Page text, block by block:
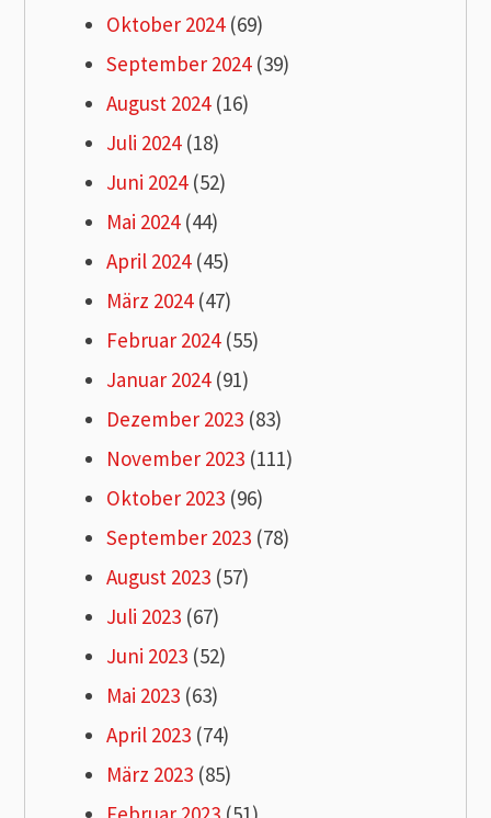
Oktober 2024(69)
September 2024(39)
August 2024(16)
Juli 2024(18)
Juni 2024(52)
Mai 2024(44)
April 2024(45)
März 2024(47)
Februar 2024(55)
Januar 2024(91)
Dezember 2023 (83)
November 2023 (111)
Oktober 2023 (96)
September 2023 (78)
August 2023 (57)
Juli 2023 (67)
Juni 2023 (52)
Mai 2023 (63)
April 2023 (74)
März 2023 (85)